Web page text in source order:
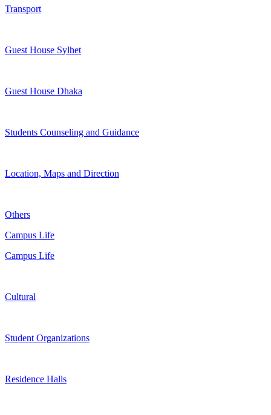
Transport
Guest House Sylhet
Guest House Dhaka
Students Counseling and Guidance
Location, Maps and Direction
Others
Campus Life
Campus Life
Cultural
Student Organizations
Residence Halls